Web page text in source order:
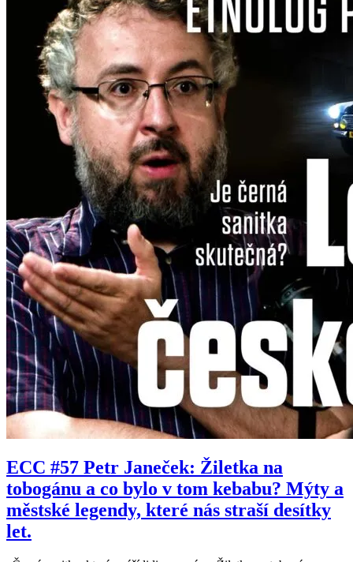
ECC #57 Petr Janeček: Žiletka na
tobogánu a co bylo v tom kebabu? Mýty a
městské legendy, které nás straší desítky
let.